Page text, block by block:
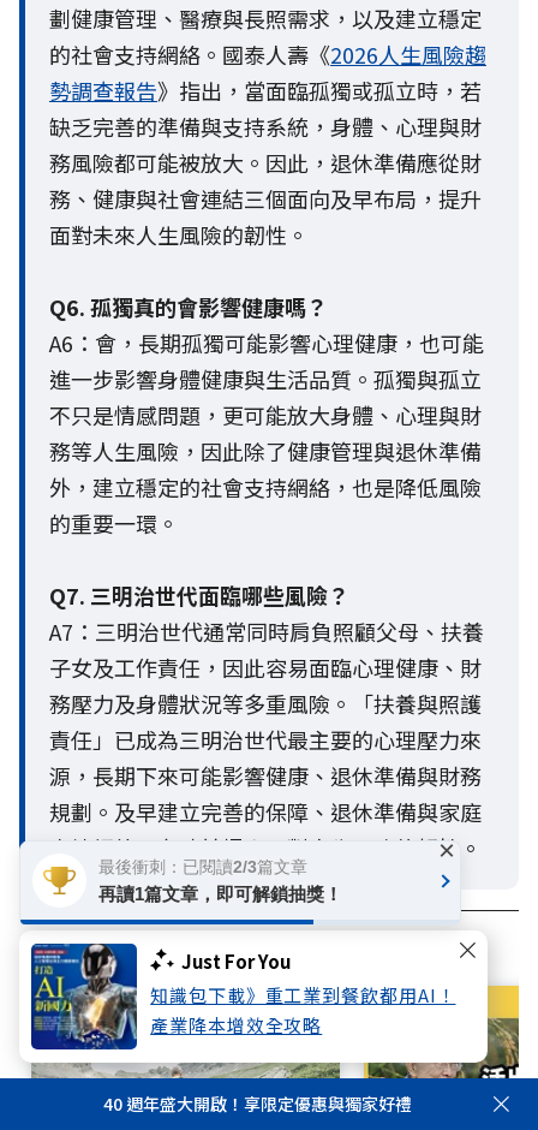
Just For You
知識包下載》重工業到餐飲都用AI！
產業降本增效全攻略
劃健康管理、醫療與長照需求，以及建立穩定
的社會支持網絡。國泰人壽《2026人生風險趨
勢調查報告》指出，當面臨孤獨或孤立時，若
缺乏完善的準備與支持系統，身體、心理與財
務風險都可能被放大。因此，退休準備應從財
務、健康與社會連結三個面向及早布局，提升
面對未來人生風險的韌性。
Q6. 孤獨真的會影響健康嗎？
A6：會，長期孤獨可能影響心理健康，也可能
進一步影響身體健康與生活品質。孤獨與孤立
不只是情感問題，更可能放大身體、心理與財
務等人生風險，因此除了健康管理與退休準備
外，建立穩定的社會支持網絡，也是降低風險
的重要一環。
Q7. 三明治世代面臨哪些風險？
A7：三明治世代通常同時肩負照顧父母、扶養
子女及工作責任，因此容易面臨心理健康、財
務壓力及身體狀況等多重風險。「扶養與照護
責任」已成為三明治世代最主要的心理壓力來
源，長期下來可能影響健康、退休準備與財務
規劃。及早建立完善的保障、退休準備與家庭
支持網絡，有助於提升面對人生風險的韌性。
相關文章
40 週年盛大開啟！享限定優惠與獨家好禮
最後衝刺：已閱讀2/3篇文章
再讀1篇文章，即可解鎖抽獎！
×